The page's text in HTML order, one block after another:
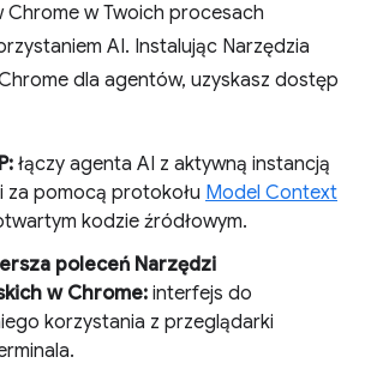
Chrome w Twoich procesach
AI. Instalując Narzędzia
dla agentów, uzyskasz dostęp
łączy agenta AI z aktywną instancją
za pomocą protokołu Model Context
kodzie źródłowym.
poleceń Narzędzi
w Chrome: interfejs do
korzystania z przeglądarki